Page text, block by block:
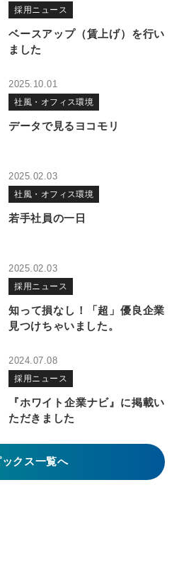
採用ニュース
ベースアップ（賃上げ）を行い
ました
2025.10.01
社風・オフィス環境
データで見るヨコモリ
2025.02.03
社風・オフィス環境
若手社員の一日
2025.02.03
採用ニュース
知って損なし！「超」優良企業
見つけちゃいました。
2024.07.08
採用ニュース
『ホワイト企業ナビ』に掲載い
ただきました
ックス一覧へ